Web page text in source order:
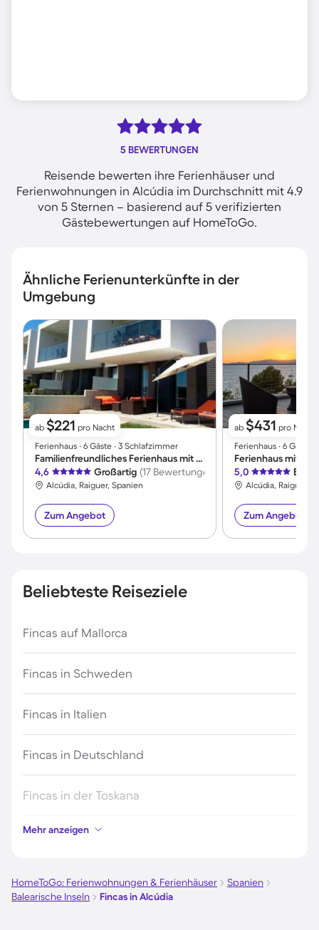
5 BEWERTUNGEN
Reisende bewerten ihre Ferienhäuser und
Ferienwohnungen in Alcúdia im Durchschnitt mit 4.9
von 5 Sternen – basierend auf 5 verifizierten
Gästebewertungen auf HomeToGo.
Ähnliche Ferienunterkünfte in der
Umgebung
ab $221 pro Nacht
Ferienhaus ∙ 6 Gäste ∙ 3 Schlafzimmer
Familienfreundliches Ferienhaus mit Pool, Terrasse und Garten | Bergblick
4,6
Großartig (17 Bewertungen)
Alcúdia, Raiguer, Spanien
Zum Angebot
ab $431 pro Nacht
Ferienhaus ∙ 6 Gäste
5,0
Alcúdia, Raiguer,
Zum Angebot
Beliebteste Reiseziele
Fincas auf Mallorca
Fincas in Schweden
Fincas in Italien
Fincas in Deutschland
Fincas in der Toskana
Fincas in Spanien
Fincas in Frankreich
Mehr anzeigen
HomeToGo: Ferienwohnungen & Ferienhäuser
Spanien
Balearische Inseln
Fincas in Alcúdia